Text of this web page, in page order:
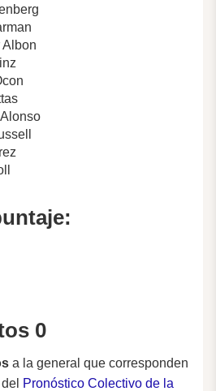
Albon
0
a la general que corresponden
Pronóstico Colectivo de la